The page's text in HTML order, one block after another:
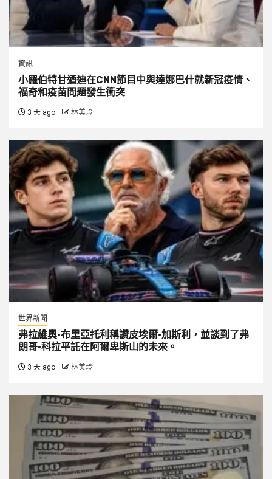
資訊
小羅伯特甘迺迪在CNN節目中與達娜巴什就新冠疫情、
福奇和疫苗問題發生衝突
3 天 ago 林美玲
世界新聞
弗拉維奧·布里亞托利稱讚皮埃爾·加斯利，並談到了弗
朗哥·科拉平託在阿爾卑斯山的未來。
3 天 ago 林美玲